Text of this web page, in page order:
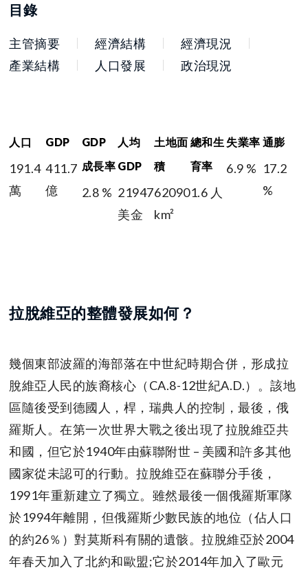
目錄
主管摘要 經濟結構
經濟現況
產業結構
人口發展 政治現況
人口
191.4
萬
GDP
411.7
億
GDP
成長率
2.8 %
人均
GDP
21947
美金
土地面
積
62090
km²
總和生
育率
1.6 人
失業率
6.9 %
通膨
17.2
%
拉脫維亞的整體發展如何？
幾個東部波羅的海部落在中世紀時期合併，形成拉
脫維亞人民的族裔核心（CA.8-12世紀A.D.）。該地
區隨後受到德國人，桿，瑞典人的控制，最後，俄
羅斯人。在第一次世界大戰之後出現了拉脫維亞共
和國，但它於1940年由蘇聯附世 – 美國和許多其他
國家從未認可的行動。拉脫維亞在蘇聯分手後，
1991年重新建立了獨立。雖然最後一個俄羅斯軍隊
於1994年離開，但俄羅斯少數民族的地位（佔人口
的約26％）對莫斯科有關的遺骸。拉脫維亞於2004
年春天加入了北約和歐盟;它於2014年加入了歐元